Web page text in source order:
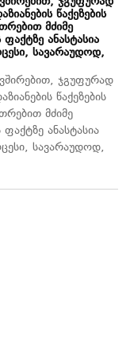
წაქეზების
მძიმე
ანასტასია
სავარაუდოდ,
ჯგუფურად
წაქეზების
მძიმე
ანასტასია
სავარაუდოდ,